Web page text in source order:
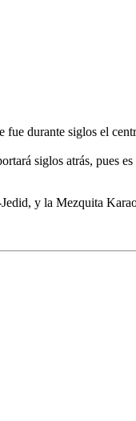
durante siglos el
siglos atrás, pues
y la Mezquita